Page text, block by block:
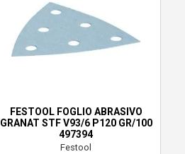
FESTOOL FOGLIO ABRASIVO
GRANAT STF V93/6 P120 GR/100
497394
Festool